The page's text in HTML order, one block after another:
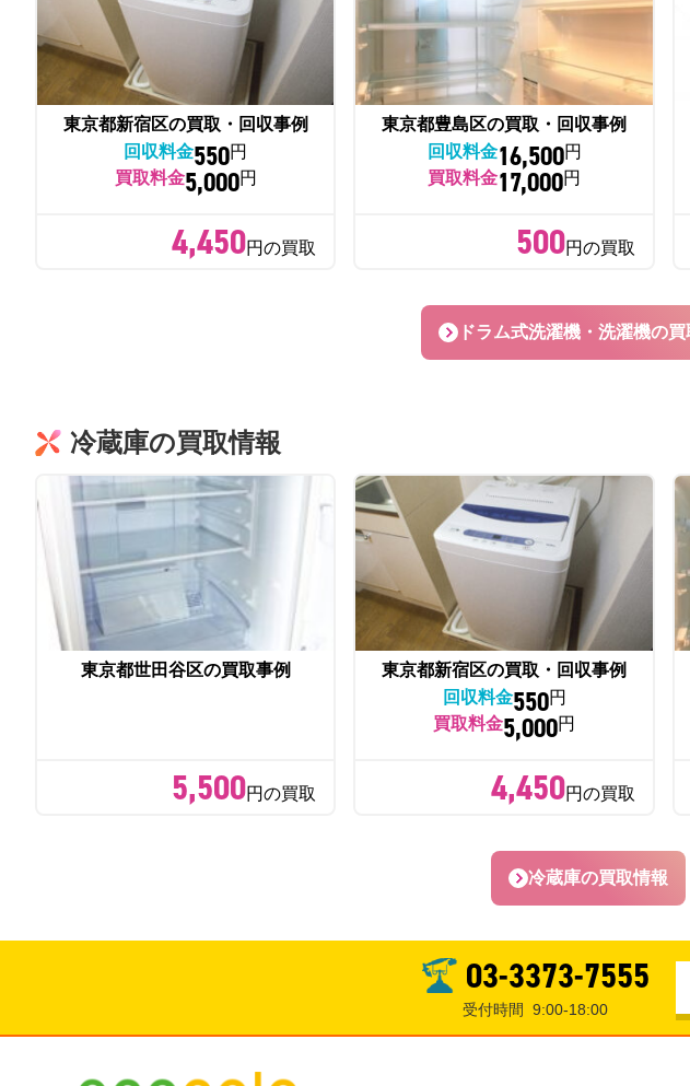
東京都新宿区の買取・回収事例
回収料金550円
買取料金5,000円
4,450円の買取
東京都豊島区の買取・回収事例
回収料金16,500円
買取料金17,000円
500円の買取
ドラム式洗濯機・洗濯機の
冷蔵庫の買取情報
東京都世田谷区の買取事例
5,500円の買取
東京都新宿区の買取・回収事例
回収料金550円
買取料金5,000円
4,450円の買取
冷蔵庫の買取情報
03-3373-7555
受付時間 9:00-18:00